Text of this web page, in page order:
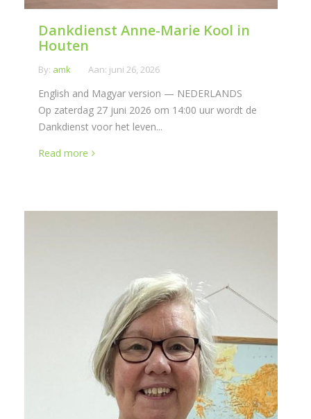
Dankdienst Anne-Marie Kool in
Houten
By: amk Aan: juni 26, 2026
English and Magyar version — NEDERLANDS
Op zaterdag 27 juni 2026 om 14:00 uur wordt de
Dankdienst voor het leven...
Read more